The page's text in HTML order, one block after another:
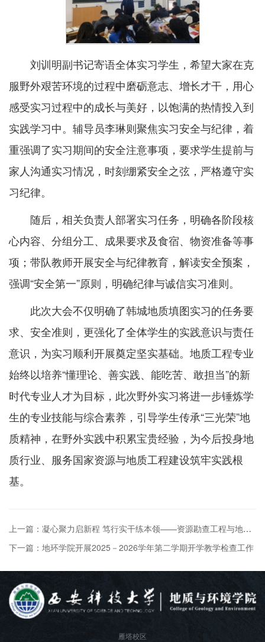
刘训明副书记寄语全体实习学生，希望大家在克
服野外艰苦环境的过程中磨砺意志、增长才干，用心
感受实习过程中的成长与美好，以饱满的热情投入到
实践学习中。辅导员李琳则聚焦实习安全与纪律，着
重强调了实习期间的安全注意事项，要求学生提前与
家人沟通实习情况，时刻绷紧安全之弦，严格遵守实
习纪律。
随后，相关负责人部署实习任务，明确各阶段核
心内容、分组分工、成果要求及食宿、物资准备等事
项；带队教师开展安全与纪律教育，解读安全预案，
强调“安全第一”原则，明确纪律与诚信实习准则。
此次大会不仅明确了韩城地质填图实习的任务要
求、安全准则，更强化了全体学生的实践意识与责任
意识，为实习顺利开展奠定坚实基础。地质工程专业
始终以培养“懂理论、善实践、能吃苦、敢担当”的新
时代专业人才为目标，此次野外实习将进一步锤炼学
生的专业技能与综合素养，引导学生传承“三光荣”地
质精神，在野外实践中积累宝贵经验，为今后投身地
质行业、服务国家资源与地质工程建设筑牢实践根
基。
上一篇：凝心聚力启新程 笃行实干练本领——资源勘查工程与地下水科学与工程2024级韩城地质填图实习动员大会顺利召开
下一篇：地环学院开展2025－2026学年第二学期开学教学检查工作
雁塔校区